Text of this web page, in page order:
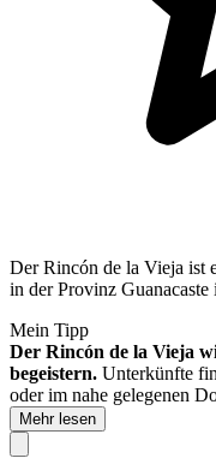
Der Rincón de la Vieja ist
in der Provinz
Mein Tipp
Der Rincón de la Vieja
begeistern. Unterkünfte
oder im nahe gelegenen
Mehr lesen